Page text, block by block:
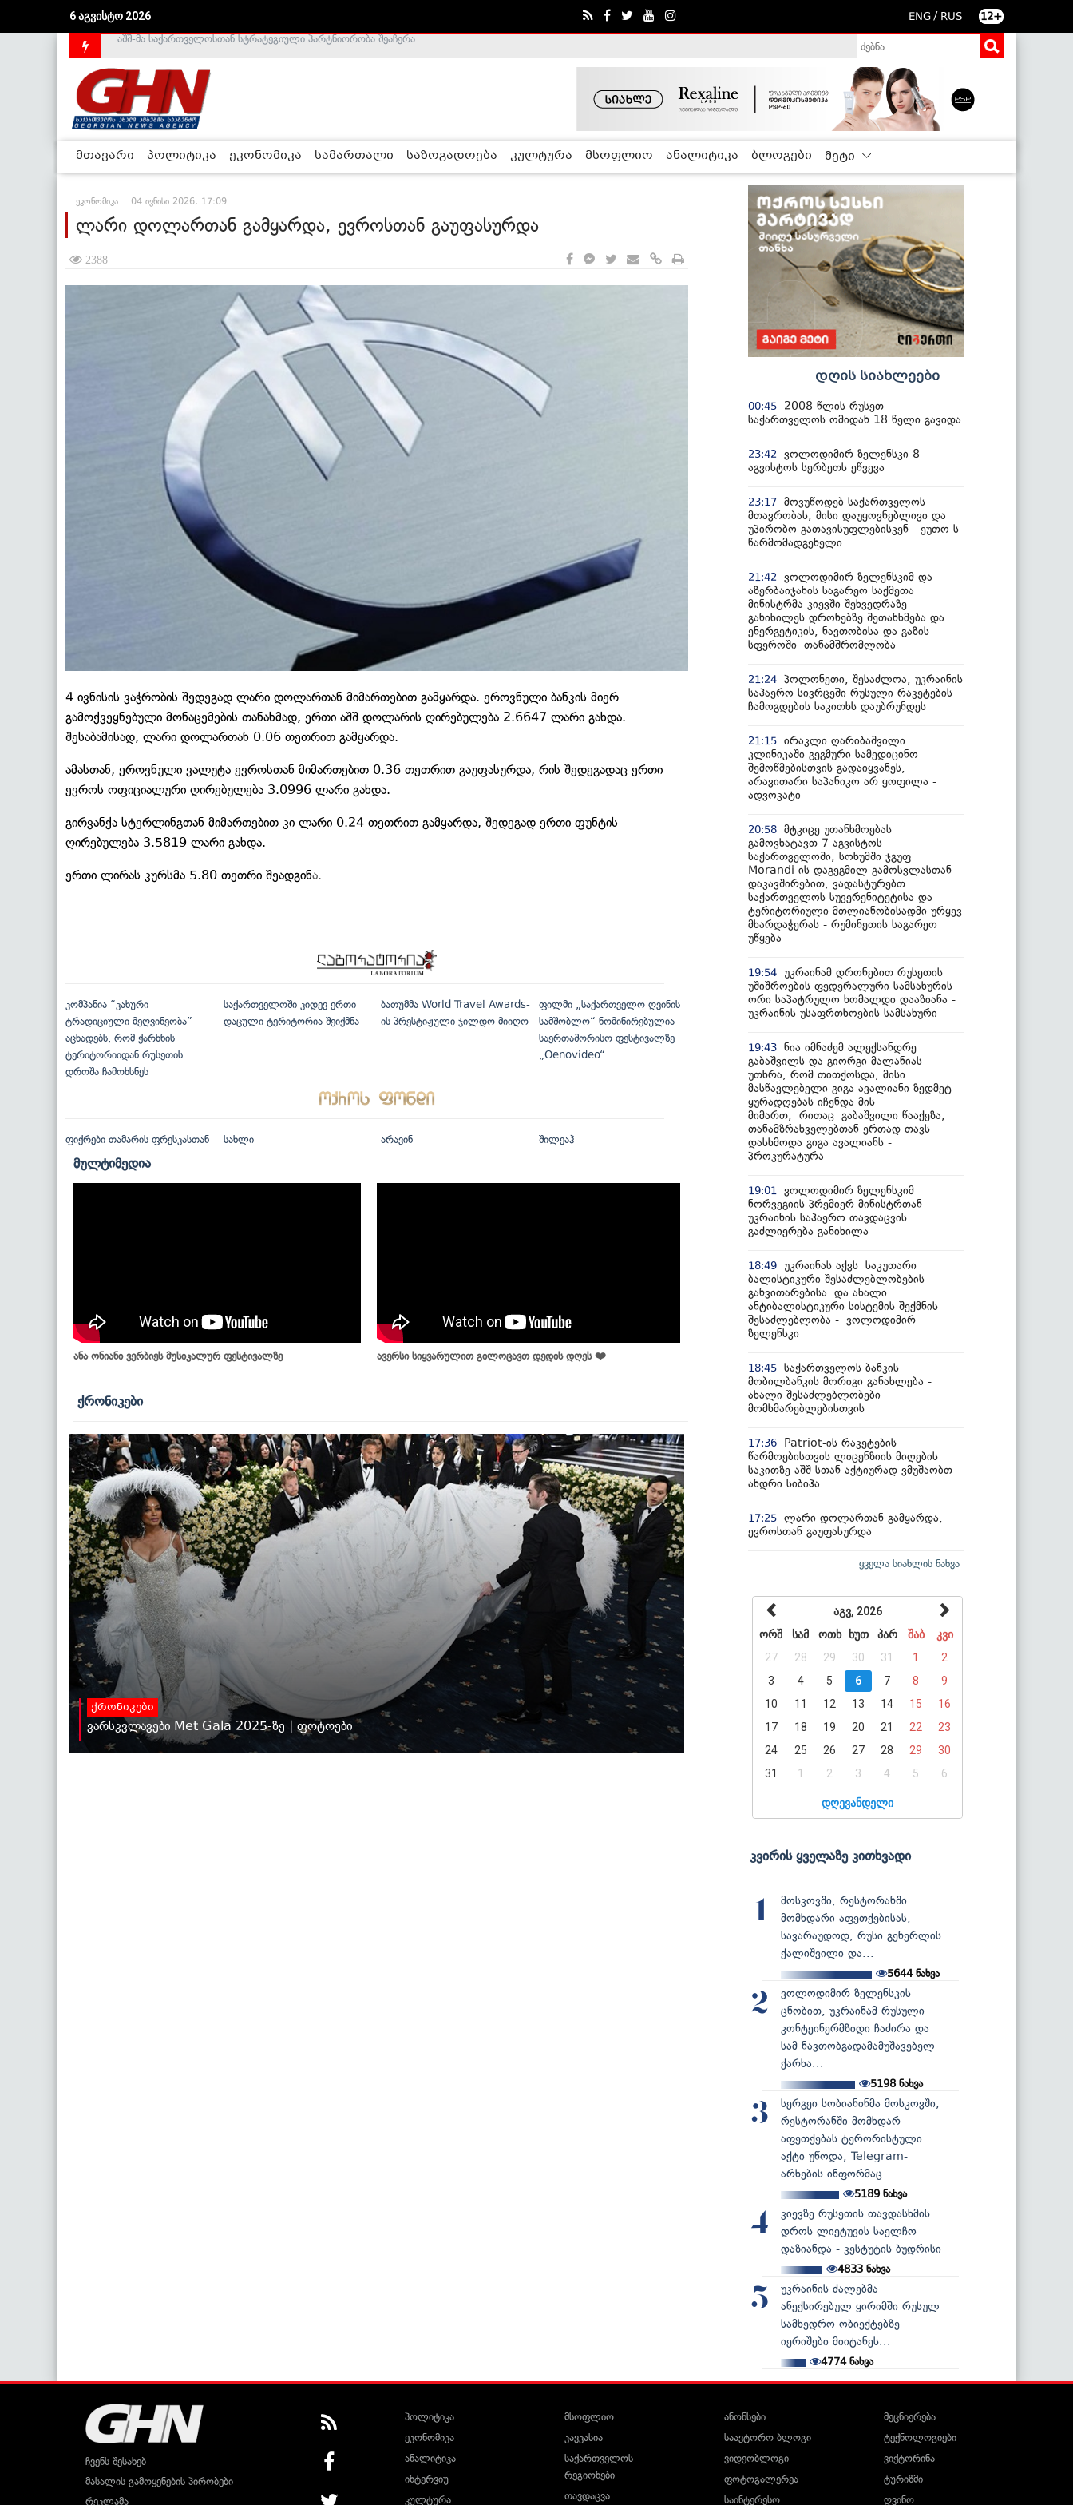
6 აგვისტო 2026 ENG / RUS 12+
საქართველოს დე-ფაქტო მთავრობა არალეგიტიმურია - ჰელსინკის კომისია
მთავარი პოლიტიკა ეკონომიკა სამართალი საზოგადოება კულტურა მსოფლიო ანალიტიკა ბლოგები მეტი
ეკონომიკა 04 ივნისი 2026, 17:09
ლარი დოლართან გამყარდა, ევროსთან გაუფასურდა
2388
4 ივნისის ვაჭრობის შედეგად ლარი დოლართან მიმართებით გამყარდა. ეროვნული ბანკის მიერ
გამოქვეყნებული მონაცემების თანახმად, ერთი აშშ დოლარის ღირებულება 2.6647 ლარი გახდა.
შესაბამისად, ლარი დოლართან 0.06 თეთრით გამყარდა.
ამასთან, ეროვნული ვალუტა ევროსთან მიმართებით 0.36 თეთრით გაუფასურდა, რის შედეგადაც ერთი
ევროს ოფიციალური ღირებულება 3.0996 ლარი გახდა.
გირვანქა სტერლინგთან მიმართებით კი ლარი 0.24 თეთრით გამყარდა, შედეგად ერთი ფუნტის
ღირებულება 3.5819 ლარი გახდა.
ერთი ლირას კურსმა 5.80 თეთრი შეადგინა.
კომპანია “კახური
ტრადიციული მეღვინეობა”
აცხადებს, რომ ქარხნის
ტერიტორიიდან რუსეთის
დროშა ჩამოხსნეს
საქართველოში კიდევ ერთი
დაცული ტერიტორია შეიქმნა
ბათუმმა World Travel Awards-
ის პრესტიჟული ჯილდო მიიღო
ფილმი „საქართველო ღვინის
სამშობლო“ ნომინირებულია
საერთაშორისო ფესტივალზე
„Oenovideo“
ფიქრები თამარის ფრესკასთან სახლი არავინ შილეაჰ
მულტიმედია
ანა ონიანი ვერბიეს მუსიკალურ ფესტივალზე ავერსი სიყვარულით გილოცავთ დედის დღეს ❤️
ქრონიკები
ქრონიკები
ვარსკვლავები Met Gala 2025-ზე | ფოტოები
დღის სიახლეები
00:45
2008 წლის რუსეთ-
საქართველოს ომიდან 18 წელი გავიდა
23:42
ვოლოდიმირ ზელენსკი 8
აგვისტოს სერბეთს ეწვევა
23:17 მოვუწოდებ საქართველოს
მთავრობას, მისი დაუყოვნებლივი და
უპირობო გათავისუფლებისკენ - ეუთო-ს
წარმომადგენელი
21:42
ვოლოდიმირ ზელენსკიმ და
აზერბაიჯანის საგარეო საქმეთა
მინისტრმა კიევში შეხვედრაზე
განიხილეს დრონებზე შეთანხმება და
ენერგეტიკის, ნავთობისა და გაზის
სფეროში თანამშრომლობა
21:24 პოლონეთი, შესაძლოა, უკრაინის
საჰაერო სივრცეში რუსული რაკეტების
ჩამოგდების საკითხს დაუბრუნდეს
21:15 ირაკლი ღარიბაშვილი
კლინიკაში გეგმური სამედიცინო
შემოწმებისთვის გადაიყვანეს,
არავითარი საპანიკო არ ყოფილა -
ადვოკატი
20:58 მტკიცე უთანხმოებას
გამოვხატავთ 7 აგვისტოს
საქართველოში, სოხუმში ჯგუფ
Morandi-ის დაგეგმილ გამოსვლასთან
დაკავშირებით, ვადასტურებთ
საქართველოს სუვერენიტეტისა და
ტერიტორიული მთლიანობისადმი ურყევ
მხარდაჭერას - რუმინეთის საგარეო
უწყება
19:54 უკრაინამ დრონებით რუსეთის
უშიშროების ფედერალური სამსახურის
ორი საპატრულო ხომალდი დააზიანა -
უკრაინის უსაფრთხოების სამსახური
19:43 ნია იმნაძემ ალექსანდრე
გაბაშვილს და გიორგი მალანიას
უთხრა, რომ თითქოსდა, მისი
მასწავლებელი გიგა ავალიანი ზედმეტ
ყურადღებას იჩენდა მის
მიმართ, რითაც გაბაშვილი წააქეზა,
თანამზრახველებთან ერთად თავს
დასხმოდა გიგა ავალიანს -
პროკურატურა
19:01
ვოლოდიმირ ზელენსკიმ
ნორვეგიის პრემიერ-მინისტრთან
უკრაინის საჰაერო თავდაცვის
გაძლიერება განიხილა
18:49 უკრაინას აქვს საკუთარი
ბალისტიკური შესაძლებლობების
განვითარებისა და ახალი
ანტიბალისტიკური სისტემის შექმნის
შესაძლებლობა - ვოლოდიმირ
ზელენსკი
18:45 საქართველოს ბანკის
მობილბანკის მორიგი განახლება -
ახალი შესაძლებლობები
მომხმარებლებისთვის
17:36
Patriot-ის რაკეტების
წარმოებისთვის ლიცენზიის მიღების
საკითზე აშშ-სთან აქტიურად ვმუშაობთ -
ანდრი სიბიჰა
17:25 ლარი დოლართან გამყარდა,
ევროსთან გაუფასურდა
ყველა სიახლის ნახვა
აგვ, 2026
ორშ
სამ ოთხ ხუთ პარ შაბ
კვი
27
28 29 30 31 1
2
3
4 5 6 7 8
9
10
11 12 13 14 15
16
17
18 19 20 21 22
23
24
25 26 27 28 29
30
31
1 2 3 4 5 6
დღევანდელი
კვირის ყველაზე კითხვადი
1
მოსკოვში, რესტორანში
მომხდარი აფეთქებისას,
სავარაუდოდ, რუსი გენერლის
ქალიშვილი და...
5644ნახვა
2
ვოლოდიმირ ზელენსკის
ცნობით, უკრაინამ რუსული
კონტეინერმზიდი ჩაძირა და
სამ ნავთობგადამამუშავებელ
ქარხა...
5198 ნახვა
3
სერგეი სობიანინმა მოსკოვში,
რესტორანში მომხდარ
აფეთქებას ტერორისტული
აქტი უწოდა, Telegram-
არხების ინფორმაც...
5189ნახვა
4
კიევზე რუსეთის თავდასხმის
დროს ლიეტუვის საელჩო
დაზიანდა - კესტუტის ბუდრისი
4833ნახვა
5
უკრაინის ძალებმა
ანექსირებულ ყირიმში რუსულ
სამხედრო ობიექტებზე
იერიშები მიიტანეს...
4774ნახვა
ჩვენს შესახებ
მასალის გამოყენების პირობები
რეკლამა
პოლიტიკა
ეკონომიკა
ანალიტიკა
ინტერვიუ
კულტურა
მსოფლიო
კავკასია
საქართველოს
რეგიონები
თავდაცვა
ანონსები
საავტორო ბლოგი
ვიდეობლოგი
ფოტოგალერეა
საინტერესო
მეცნიერება
ტექნოლოგიები
ვიქტორინა
ტურიზმი
ღვინო